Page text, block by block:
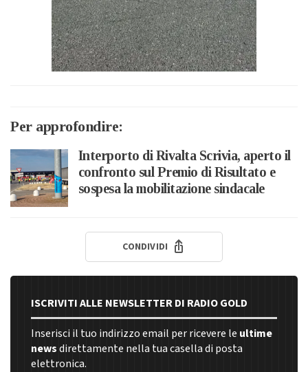
Per approfondire:
Interporto di Rivalta Scrivia, aperto il
confronto sul Premio di Risultato e
sospesa la mobilitazione sindacale
CONDIVIDI
ISCRIVITI ALLE NEWSLETTER DI RADIO GOLD
Inserisci il tuo indirizzo email per ricevere le ultime
newsdirettamente nella tua casella di posta
elettronica.